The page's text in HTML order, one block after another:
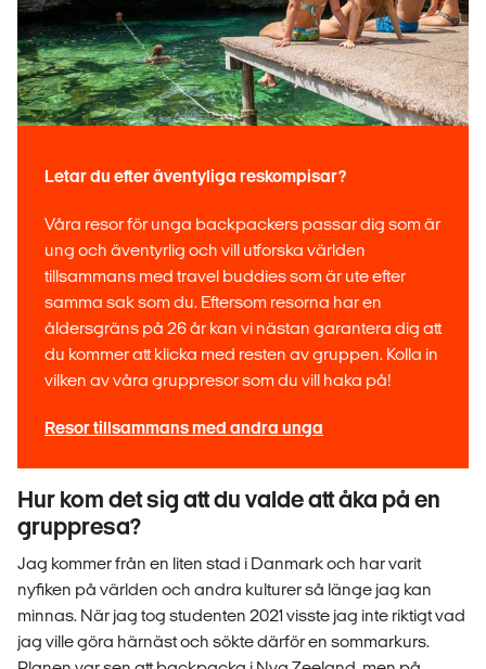
Letar du efter äventyliga reskompisar?
Våra resor för unga backpackers passar dig som är
ung och äventyrlig och vill utforska världen
tillsammans med travel buddies som är ute efter
samma sak som du. Eftersom resorna har en
åldersgräns på 26 år kan vi nästan garantera dig att
du kommer att klicka med resten av gruppen. Kolla in
vilken av våra gruppresor som du vill haka på!
Resor tillsammans med andra unga
Hur kom det sig att du valde att åka på en
gruppresa?
Jag kommer från en liten stad i Danmark och har varit
nyfiken på världen och andra kulturer så länge jag kan
minnas. När jag tog studenten 2021 visste jag inte riktigt vad
jag ville göra härnäst och sökte därför en sommarkurs.